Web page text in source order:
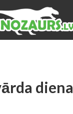
diena